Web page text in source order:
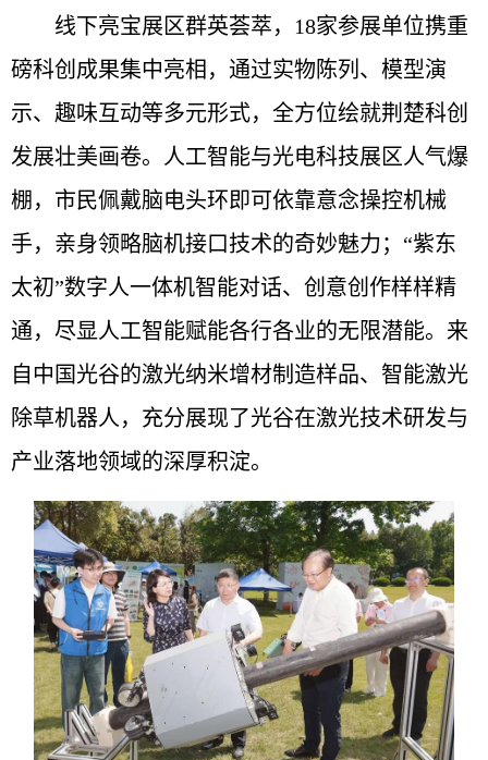
线下亮宝展区群英荟萃，18家参展单位携重
磅科创成果集中亮相，通过实物陈列、模型演
示、趣味互动等多元形式，全方位绘就荆楚科创
发展壮美画卷。人工智能与光电科技展区人气爆
棚，市民佩戴脑电头环即可依靠意念操控机械
手，亲身领略脑机接口技术的奇妙魅力；“紫东
太初”数字人一体机智能对话、创意创作样样精
通，尽显人工智能赋能各行各业的无限潜能。来
自中国光谷的激光纳米增材制造样品、智能激光
除草机器人，充分展现了光谷在激光技术研发与
产业落地领域的深厚积淀。